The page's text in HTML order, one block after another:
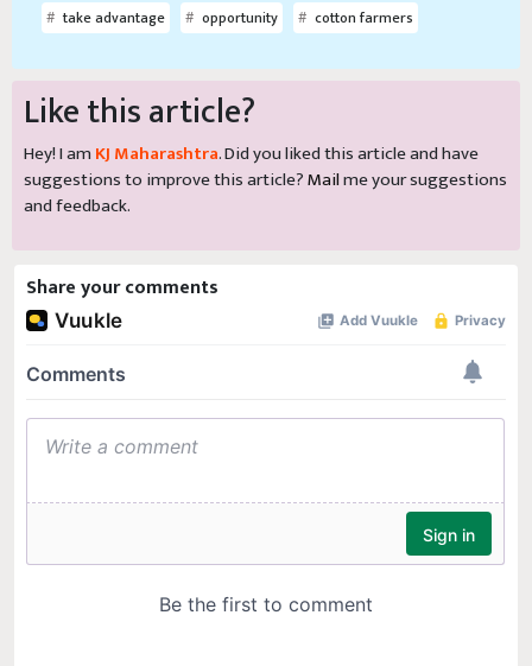
take advantage opportunity cotton farmers
Like this article?
Hey! I am KJ Maharashtra. Did you liked this article and have
suggestions to improve this article?Mailme your suggestions
and feedback.
Share your comments